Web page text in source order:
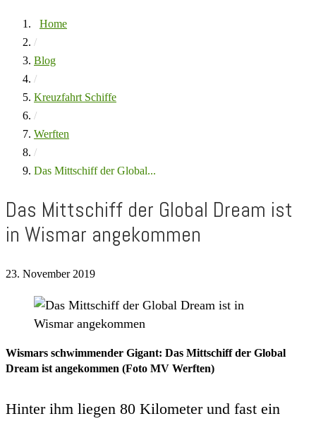
Home
/
Blog
/
Kreuzfahrt Schiffe
/
Werften
/
Das Mittschiff der Global...
Das Mittschiff der Global Dream ist
in Wismar angekommen
23. November 2019
Wismars schwimmender Gigant: Das Mittschiff der Global
Dream ist angekommen (Foto MV Werften)
Hinter ihm liegen 80 Kilometer und fast ein